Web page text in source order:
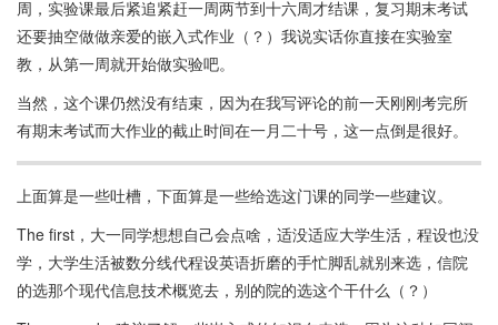
周，实验课最后紧追紧赶一周两节到十六周才结课，复习期末考试
还要抽空做做亲爱的嵌入式作业（？）我说实话你直接在实验室
教，从第一周就开始做实验吧。
当然，这个课仍然没有结束，因为在我写评论的前一天刚刚考完所
有期末考试而大作业的截止时间在一月二十号，这一点倒是很好。
上面算是一些吐槽，下面算是一些给选这门课的同学一些建议。
The first，大一同学想想自己会点啥，适没适应大学生活，程设也没
学，大学生活被数分线代程设英语折磨的手忙脚乱就别来选，信院
的选那个现代信息技术概览去，别的院的选这个干什么（？）